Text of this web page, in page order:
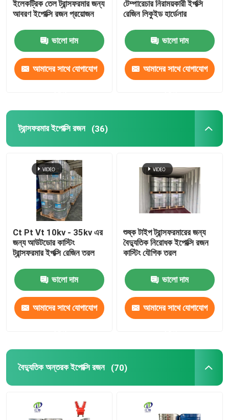
ট্রান্সফরমার কাঁচামাল
গর্ভধারণ ইপোক্সি
ছাঁচ পরিষ্কার এজেন্ট
ইলেকট্রিক তেল ট্রান্সফরমার জন্য
আবরণ ইপোক্সি রজন প্রয়োজন
ভালো দাম
আমাদের সাথে যোগাযোগ
টেম্পারেচার নিরাময়কারী ইপক্সি
রেজিন লিকুইড হার্ডেনার
ভালো দাম
আমাদের সাথে যোগাযোগ
ট্রান্সফরমার ইপোক্সি রজন (36)
Ct Pt Vt 10kv - 35kv এর
জন্য আউটডোর কাস্টিং
ট্রান্সফরমার ইপক্সি রেজিন তরল
ভালো দাম
আমাদের সাথে যোগাযোগ
শুষ্ক টাইপ ট্রান্সফরমারের জন্য
বৈদ্যুতিক নিরোধক ইপোক্সি রজন
কাস্টিং যৌগিক তরল
ভালো দাম
আমাদের সাথে যোগাযোগ
বৈদ্যুতিক অন্তরক ইপোক্সি রজন (70)